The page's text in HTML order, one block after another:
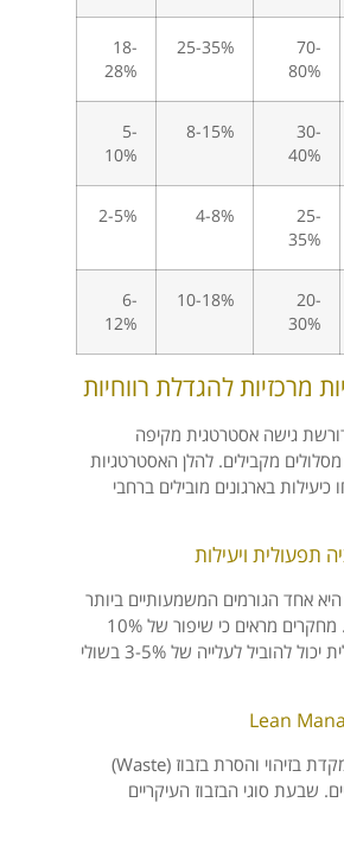
70-
80%
25-35%
18-
28%
30-
40%
8-15%
5-
10%
25-
35%
4-8%
2-5%
20-
30%
10-18%
6-
12%
גישה אסטרטגית מקיפה
מקבילים. להלן האסטרטגיות
כיעילות בארגונים מובילים ברחבי
אחד הגורמים המשמעותיים ביותר
להגדלת רווחיות. מחקרים מראים כי שיפור של 10%
ביעילות התפעולית יכול להוביל לעלייה של 3-5% בשולי
גישת Lean מתמקדת בזיהוי והסרת בזבוז (Waste)
שבעת סוגי הבזבוז העיקריים